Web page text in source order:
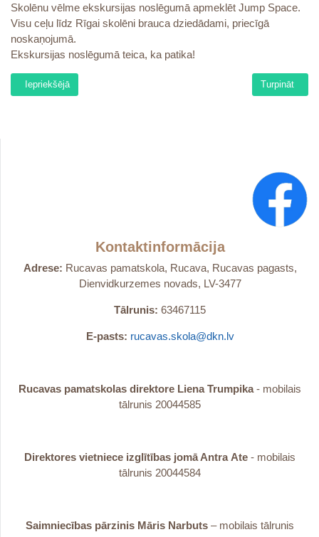
Skolēnu vēlme ekskursijas noslēgumā apmeklēt Jump Space.
Visu ceļu līdz Rīgai skolēni brauca dziedādami, priecīgā
noskaņojumā.
Ekskursijas noslēgumā teica, ka patika!
Iepriekšējais raksts: Šaha sacensības
Iepriekšējā Nākamais
Turpināt
Kontaktinformācija
Adrese: Rucavas pamatskola, Rucava, Rucavas pagasts,
Dienvidkurzemes novads, LV-3477
Tālrunis: 63467115
E-pasts: rucavas.skola@dkn.lv
Rucavas pamatskolas direktore Liena Trumpika- mobilais
tālrunis 20044585
Direktores vietniece izglītības jomā Antra Ate - mobilais
tālrunis 20044584
Saimniecības pārzinis Māris Narbuts – mobilais tālrunis